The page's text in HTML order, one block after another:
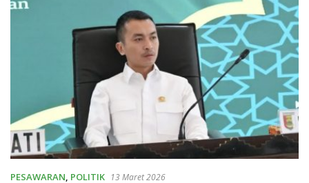
PESAWARAN, POLITIK 13 Maret 2026